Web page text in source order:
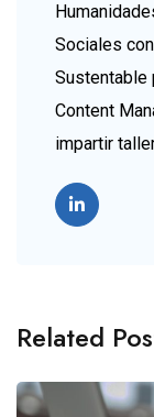
Sociales
Sustentable
Content
impartir
Related